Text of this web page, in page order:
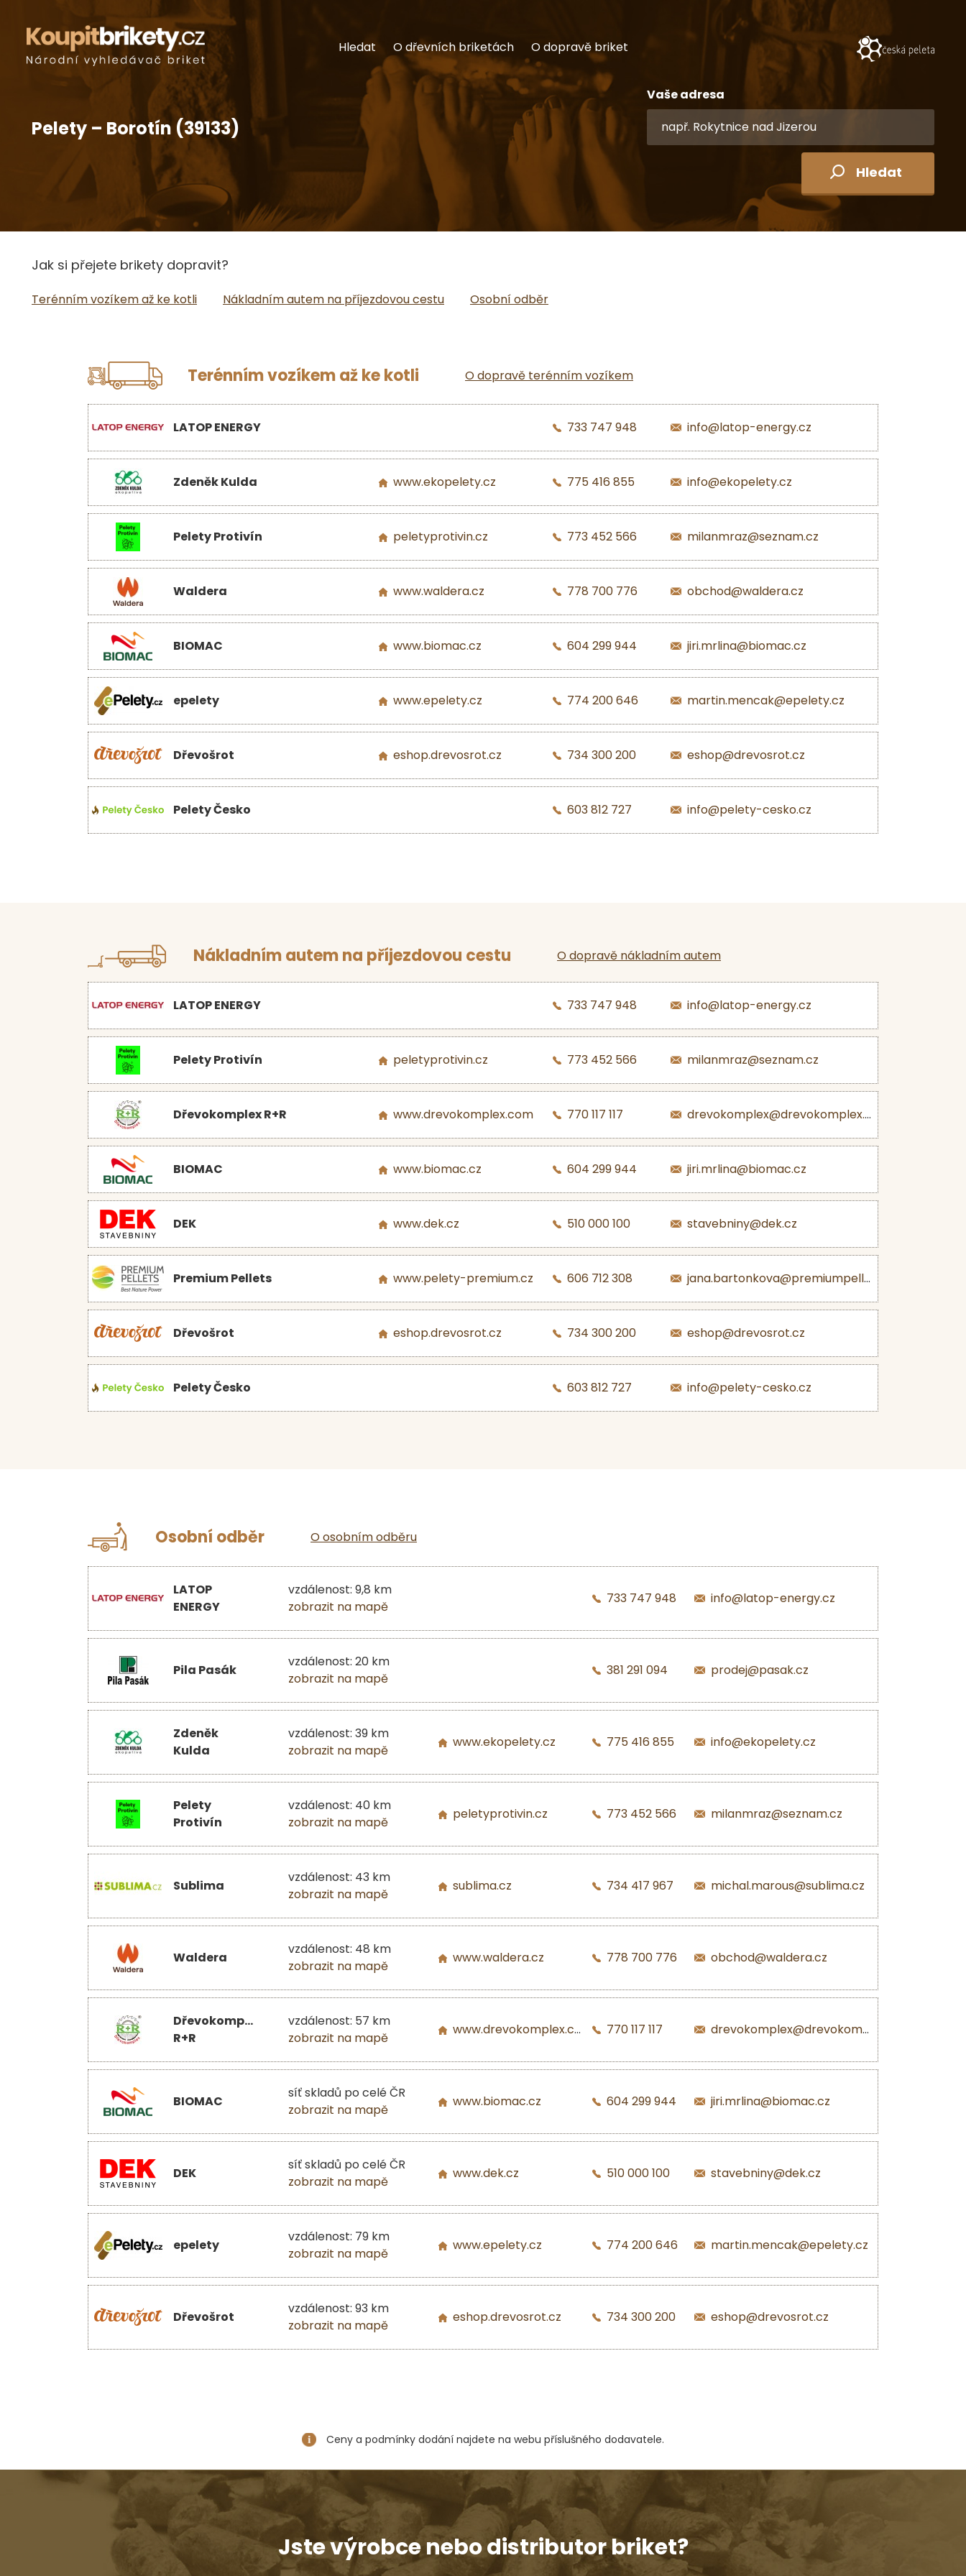
Hledat O dřevních briketách O dopravě briket
Pelety – Borotín (39133)
Vaše adresa
Hledat
Jak si přejete brikety dopravit?
Terénním vozíkem až ke kotli Nákladním autem na příjezdovou cestu Osobní odběr
Terénním vozíkem až ke kotli O dopravě terénním vozíkem
LATOP ENERGY 733 747 948 info@latop-energy.cz
Zdeněk Kulda www.ekopelety.cz 775 416 855 info@ekopelety.cz
Pelety Protivín peletyprotivin.cz 773 452 566 milanmraz@seznam.cz
Waldera www.waldera.cz 778 700 776 obchod@waldera.cz
BIOMAC www.biomac.cz 604 299 944 jiri.mrlina@biomac.cz
epelety www.epelety.cz 774 200 646 martin.mencak@epelety.cz
Dřevošrot eshop.drevosrot.cz 734 300 200 eshop@drevosrot.cz
Pelety Česko 603 812 727 info@pelety-cesko.cz
Nákladním autem na příjezdovou cestu O dopravě nákladním autem
LATOP ENERGY 733 747 948 info@latop-energy.cz
Pelety Protivín peletyprotivin.cz 773 452 566 milanmraz@seznam.cz
Dřevokomplex R+R www.drevokomplex.com 770 117 117 drevokomplex@drevokomplex.com
BIOMAC www.biomac.cz 604 299 944 jiri.mrlina@biomac.cz
DEK www.dek.cz 510 000 100 stavebniny@dek.cz
Premium Pellets www.pelety-premium.cz 606 712 308 jana.bartonkova@premiumpellets.cz
Dřevošrot eshop.drevosrot.cz 734 300 200 eshop@drevosrot.cz
Pelety Česko 603 812 727 info@pelety-cesko.cz
Osobní odběr O osobním odběru
LATOP
ENERGY
vzdálenost: 9,8 km
zobrazit na mapě
733 747 948 info@latop-energy.cz
Pila Pasák
vzdálenost: 20 km
zobrazit na mapě
381 291 094 prodej@pasak.cz
Zdeněk
Kulda
vzdálenost: 39 km
zobrazit na mapě
www.ekopelety.cz 775 416 855 info@ekopelety.cz
Pelety
Protivín
vzdálenost: 40 km
zobrazit na mapě
peletyprotivin.cz 773 452 566 milanmraz@seznam.cz
Sublima
vzdálenost: 43 km
zobrazit na mapě
sublima.cz 734 417 967 michal.marous@sublima.cz
Waldera
vzdálenost: 48 km
zobrazit na mapě
www.waldera.cz 778 700 776 obchod@waldera.cz
Dřevokomplex
R+R
vzdálenost: 57 km
zobrazit na mapě
www.drevokomplex.com 770 117 117 drevokomplex@drevokomplex.com
BIOMAC
síť skladů po celé ČR
zobrazit na mapě
www.biomac.cz 604 299 944 jiri.mrlina@biomac.cz
DEK
síť skladů po celé ČR
zobrazit na mapě
www.dek.cz 510 000 100 stavebniny@dek.cz
epelety
vzdálenost: 79 km
zobrazit na mapě
www.epelety.cz 774 200 646 martin.mencak@epelety.cz
Dřevošrot
vzdálenost: 93 km
zobrazit na mapě
eshop.drevosrot.cz 734 300 200 eshop@drevosrot.cz
Ceny a podmínky dodání najdete na webu příslušného dodavatele.
Jste výrobce nebo distributor briket?